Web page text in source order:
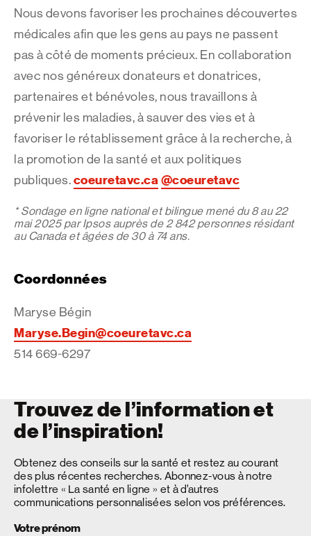
Nous devons favoriser les prochaines découvertes
médicales afin que les gens au pays ne passent
pas à côté de moments précieux. En collaboration
avec nos généreux donateurs et donatrices,
partenaires et bénévoles, nous travaillons à
prévenir les maladies, à sauver des vies et à
favoriser le rétablissement grâce à la recherche, à
la promotion de la santé et aux politiques
publiques. coeuretavc.ca@coeuretavc
* Sondage en ligne national et bilingue mené du 8 au 22
mai 2025 par Ipsos auprès de 2 842 personnes résidant
au Canada et âgées de 30 à 74 ans.
Coordonnées
Maryse Bégin
Maryse.Begin@coeuretavc.ca
514 669-6297
Trouvez de l’information et
de l’inspiration!
Obtenez des conseils sur la santé et restez au courant
des plus récentes recherches. Abonnez-vous à notre
infolettre « La santé en ligne » et à d’autres
communications personnalisées selon vos préférences.
Votre prénom